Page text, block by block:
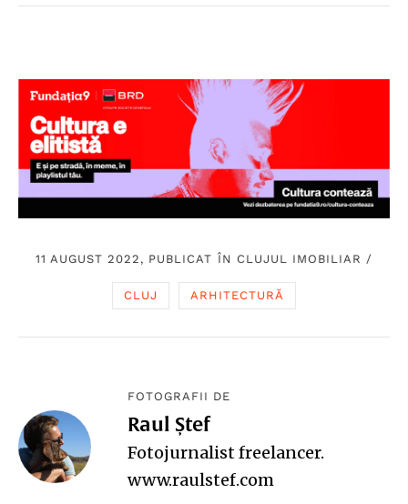
11 AUGUST 2022, PUBLICAT ÎN CLUJUL IMOBILIAR /
CLUJ ARHITECTURĂ
FOTOGRAFII DE
Raul Ștef
Fotojurnalist freelancer.
www.raulstef.com